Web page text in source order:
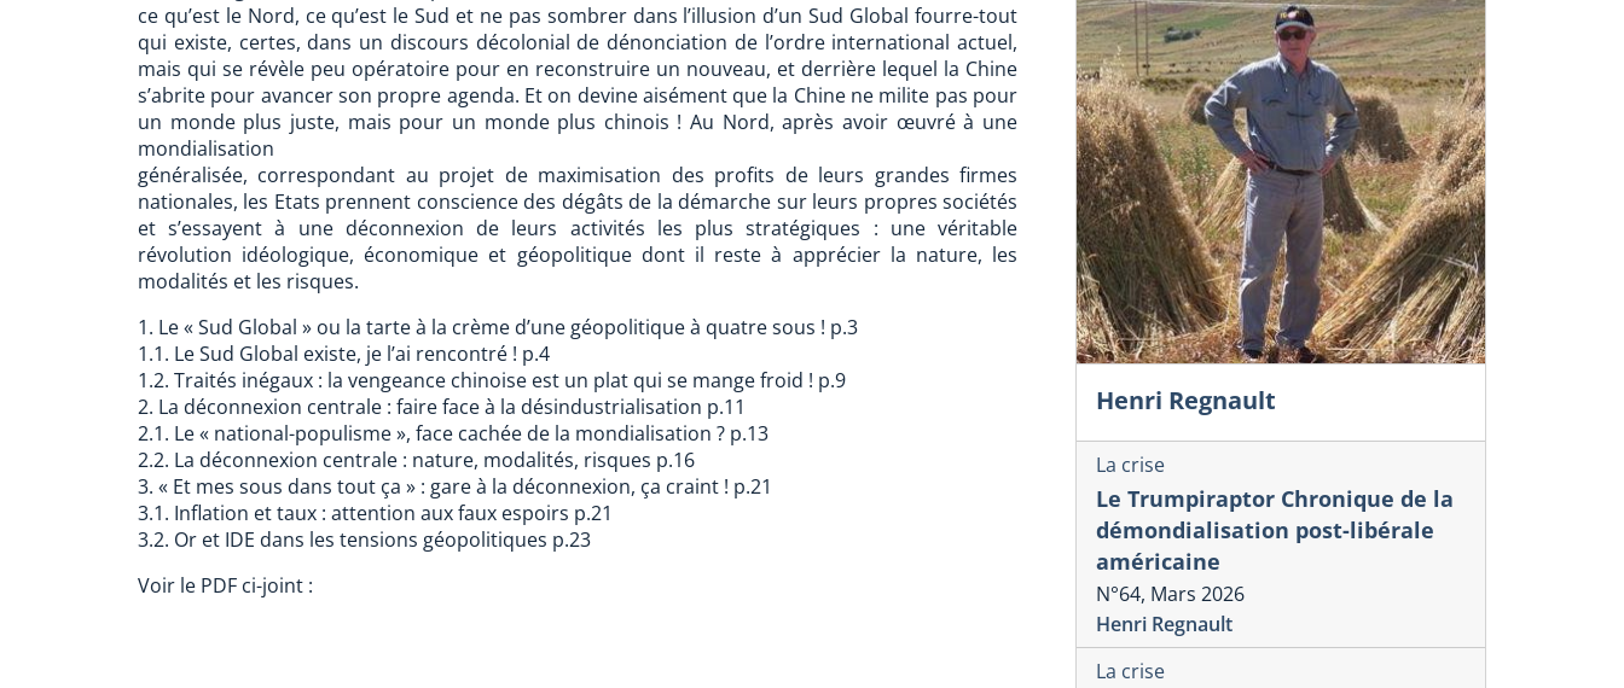
ce qu’est le Nord, ce qu’est le Sud et ne pas sombrer dans l’illusion d’un Sud Global fourre-tout
qui existe, certes, dans un discours décolonial de dénonciation de l’ordre international actuel,
mais qui se révèle peu opératoire pour en reconstruire un nouveau, et derrière lequel la Chine
s’abrite pour avancer son propre agenda. Et on devine aisément que la Chine ne milite pas pour
un monde plus juste, mais pour un monde plus chinois ! Au Nord, après avoir œuvré à une
mondialisation
généralisée, correspondant au projet de maximisation des profits de leurs grandes firmes
nationales, les Etats prennent conscience des dégâts de la démarche sur leurs propres sociétés
et s’essayent à une déconnexion de leurs activités les plus stratégiques : une véritable
révolution idéologique, économique et géopolitique dont il reste à apprécier la nature, les
modalités et les risques.
1. Le « Sud Global » ou la tarte à la crème d’une géopolitique à quatre sous ! p.3
1.1. Le Sud Global existe, je l’ai rencontré ! p.4
1.2. Traités inégaux : la vengeance chinoise est un plat qui se mange froid ! p.9
2. La déconnexion centrale : faire face à la désindustrialisation p.11
2.1. Le « national-populisme », face cachée de la mondialisation ? p.13
2.2. La déconnexion centrale : nature, modalités, risques p.16
3. « Et mes sous dans tout ça » : gare à la déconnexion, ça craint ! p.21
3.1. Inflation et taux : attention aux faux espoirs p.21
3.2. Or et IDE dans les tensions géopolitiques p.23
Voir le PDF ci-joint :
Henri Regnault
La crise
Le Trumpiraptor Chronique de la
démondialisation post-libérale
américaine
N°64, Mars 2026
Henri Regnault
La crise